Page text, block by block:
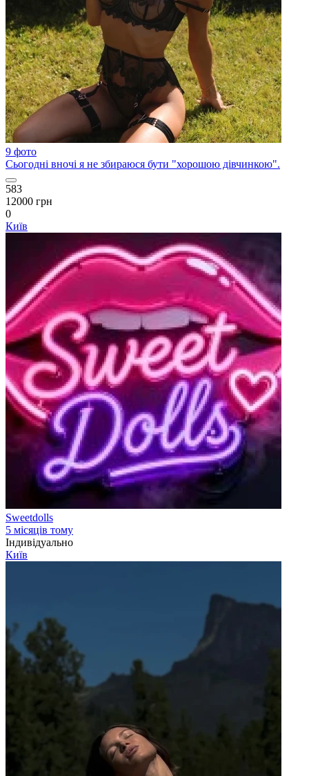
9 фото
Сьогодні вночі я не збираюся бути "хорошою дівчинкою".
583
12000 грн
0
Київ
Sweetdolls
5 місяців тому
Індивідуально
Київ